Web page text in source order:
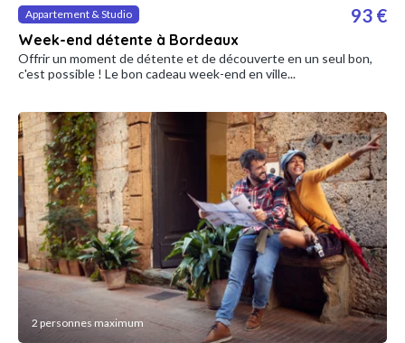
Appartement & Studio
Week-end détente à Bordeaux
93 €
Offrir un moment de détente et de découverte en un seul bon,
c'est possible ! Le bon cadeau week-end en ville...
2 personnes maximum